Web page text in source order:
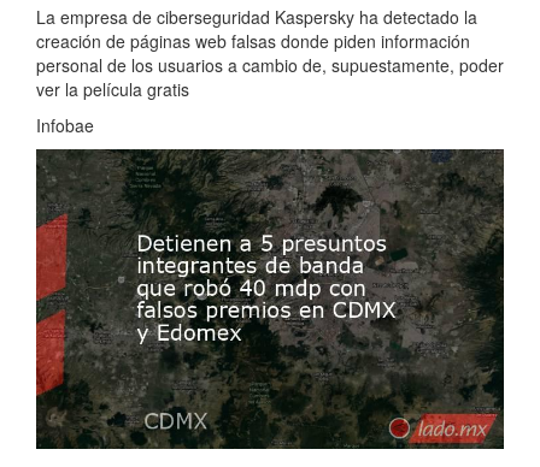
La empresa de ciberseguridad Kaspersky ha detectado la
creación de páginas web falsas donde piden información
personal de los usuarios a cambio de, supuestamente, poder
ver la película gratis
Infobae